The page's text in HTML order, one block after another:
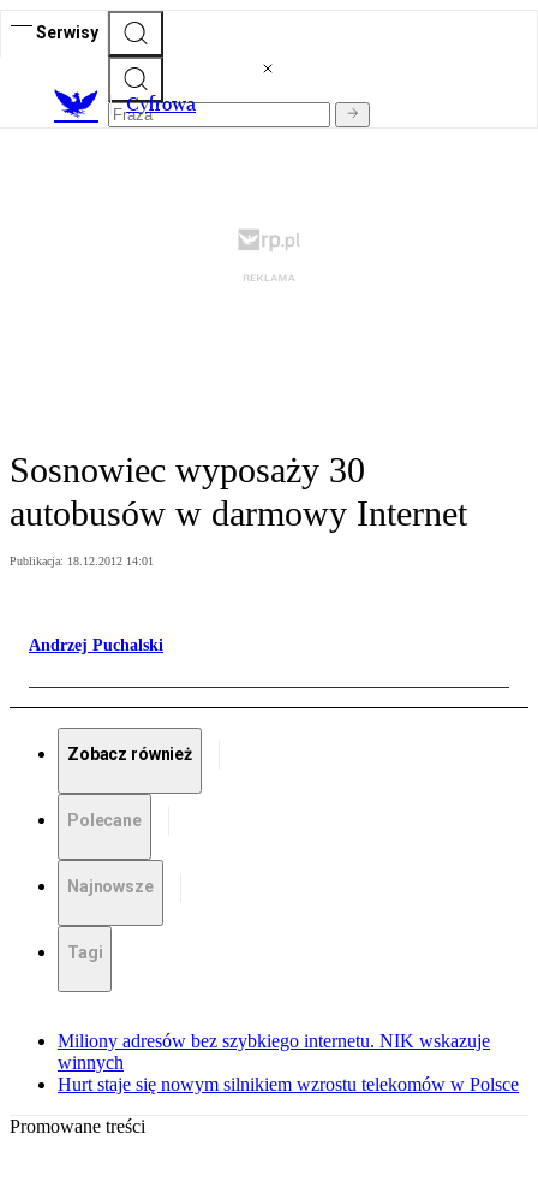
Serwisy
Cyfrowa
Sosnowiec wyposaży 30
autobusów w darmowy Internet
Publikacja: 18.12.2012 14:01
Andrzej Puchalski
Zobacz również
Polecane
Najnowsze
Tagi
Miliony adresów bez szybkiego internetu. NIK wskazuje
winnych
Hurt staje się nowym silnikiem wzrostu telekomów w Polsce
Promowane treści